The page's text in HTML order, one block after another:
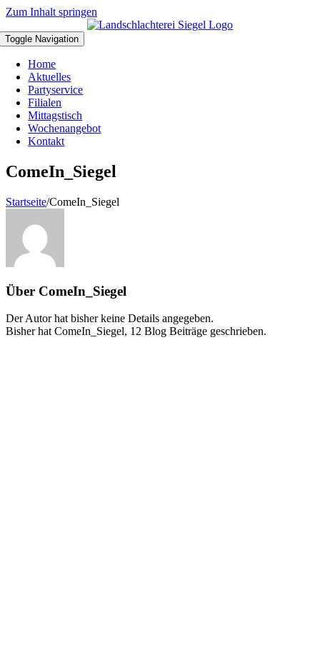
Zum Inhalt springen
Toggle Navigation
Home
Aktuelles
Partyservice
Filialen
Mittagstisch
Wochenangebot
Kontakt
ComeIn_Siegel
Startseite/ComeIn_Siegel
Über ComeIn_Siegel
Der Autor hat bisher keine Details angegeben.
Bisher hat ComeIn_Siegel, 12 Blog Beiträge geschrieben.